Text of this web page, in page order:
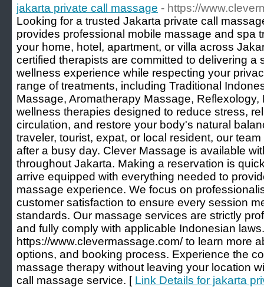
jakarta private call massage - https://
Looking for a trusted Jakarta private call
provides professional mobile massage and spa
your home, hotel, apartment, or villa across
certified therapists are committed to delivering a
wellness experience while respecting your
range of treatments, including Traditional
Massage, Aromatherapy Massage,
wellness therapies designed to reduce stress,
circulation, and restore your body's natural
traveler, tourist, expat, or local resident, our
after a busy day. Clever Massage is available
throughout Jakarta. Making a reservation is
arrive equipped with everything needed to
massage experience. We focus on
customer satisfaction to ensure every session
standards. Our massage services are strictly
and fully comply with applicable Indonesian
https://www.clevermassage.com/ to learn more
options, and booking process. Experience the
massage therapy without leaving your location
call massage service. [ Link Details for jakarta